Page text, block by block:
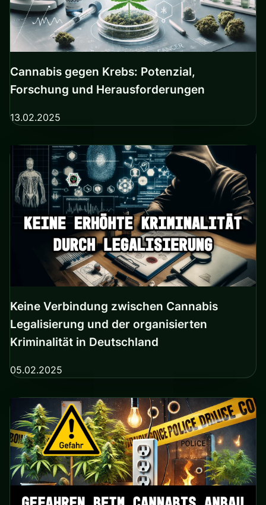
Cannabis gegen Krebs: Potenzial,
Forschung und Herausforderungen
13.02.2025
Keine Verbindung zwischen Cannabis
Legalisierung und der organisierten
Kriminalität in Deutschland
05.02.2025